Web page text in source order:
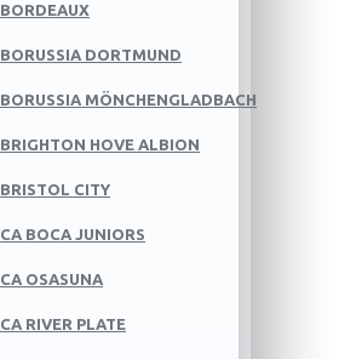
BORDEAUX
BORUSSIA DORTMUND
BORUSSIA MÖNCHENGLADBACH
BRIGHTON HOVE ALBION
BRISTOL CITY
CA BOCA JUNIORS
CA OSASUNA
CA RIVER PLATE